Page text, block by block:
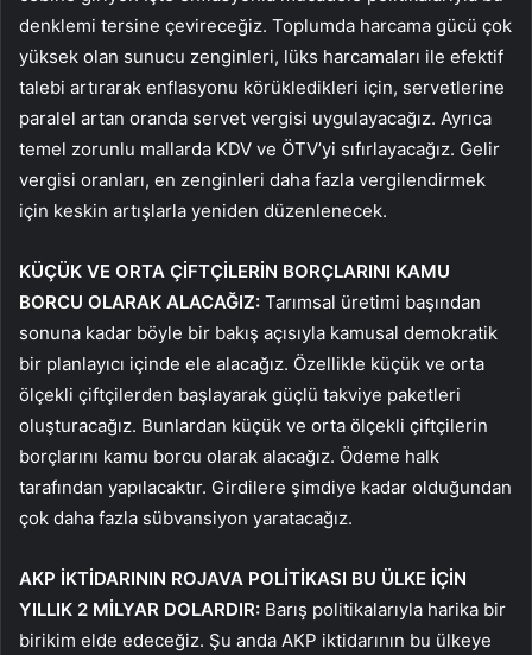
denklemi tersine çevireceğiz. Toplumda harcama gücü çok
yüksek olan sunucu zenginleri, lüks harcamaları ile efektif
talebi artırarak enflasyonu körükledikleri için, servetlerine
paralel artan oranda servet vergisi uygulayacağız. Ayrıca
temel zorunlu mallarda KDV ve ÖTV’yi sıfırlayacağız. Gelir
vergisi oranları, en zenginleri daha fazla vergilendirmek
için keskin artışlarla yeniden düzenlenecek.
KÜÇÜK VE ORTA ÇİFTÇİLERİN BORÇLARINI KAMU
BORCU OLARAK ALACAĞIZ: Tarımsal üretimi başından
sonuna kadar böyle bir bakış açısıyla kamusal demokratik
bir planlayıcı içinde ele alacağız. Özellikle küçük ve orta
ölçekli çiftçilerden başlayarak güçlü takviye paketleri
oluşturacağız. Bunlardan küçük ve orta ölçekli çiftçilerin
borçlarını kamu borcu olarak alacağız. Ödeme halk
tarafından yapılacaktır. Girdilere şimdiye kadar olduğundan
çok daha fazla sübvansiyon yaratacağız.
AKP İKTİDARININ ROJAVA POLİTİKASI BU ÜLKE İÇİN
YILLIK 2 MİLYAR DOLARDIR: Barış politikalarıyla harika bir
birikim elde edeceğiz. Şu anda AKP iktidarının bu ülkeye